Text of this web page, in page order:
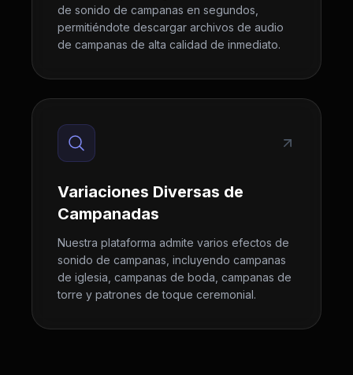
de sonido de campanas en segundos,
permitiéndote descargar archivos de audio
de campanas de alta calidad de inmediato.
Variaciones Diversas de
Campanadas
Nuestra plataforma admite varios efectos de
sonido de campanas, incluyendo campanas
de iglesia, campanas de boda, campanas de
torre y patrones de toque ceremonial.